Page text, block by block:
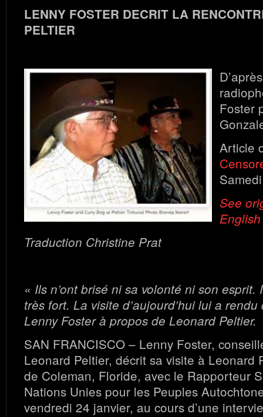
LENNY FOSTER DECRIT LA
PELTIER
Foster
Article
See
English
Traduction Christine Prat
« Ils n’ont brisé ni sa volonté ni son esprit.
très fort. La visite d’aujourd’hui lui a
Lenny Foster à propos de Leonard Peltier.
SAN FRANCISCO – Lenny Foster,
Leonard Peltier, décrit sa visite à Leonard
de Coleman, Floride, avec le Rapporteur
Nations Unies pour les Peuples
vendredi 24 janvier, au cours d’une